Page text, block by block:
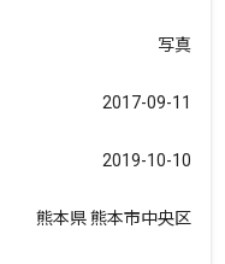
写真
2017-09-11
2019-10-10
熊本県 熊本市中央区